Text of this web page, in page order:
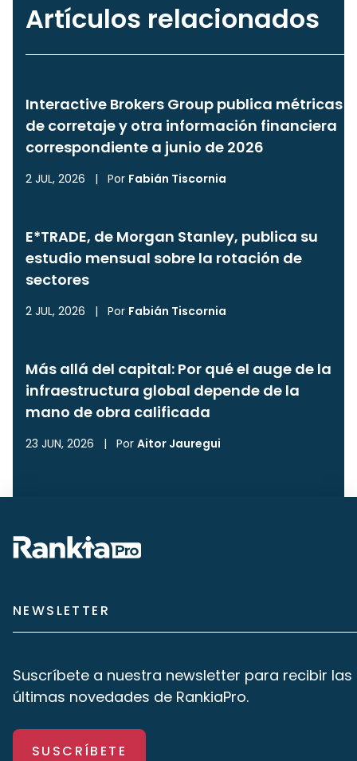
Artículos relacionados
Interactive Brokers Group publica métricas
de corretaje y otra información financiera
correspondiente a junio de 2026
2 JUL, 2026 | Por Fabián Tiscornia
E*TRADE, de Morgan Stanley, publica su
estudio mensual sobre la rotación de
sectores
2 JUL, 2026 | Por Fabián Tiscornia
Más allá del capital: Por qué el auge de la
infraestructura global depende de la
mano de obra calificada
23 JUN, 2026 | Por Aitor Jauregui
NEWSLETTER
Suscríbete a nuestra newsletter para recibir las
últimas novedades de RankiaPro.
SUSCRÍBETE